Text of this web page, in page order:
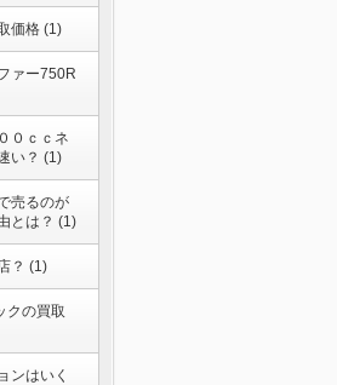
価格 (1)
ァー750R
０ｃｃネ
い？ (1)
売るのが
とは？ (1)
？ (1)
クの買取
ンはいく